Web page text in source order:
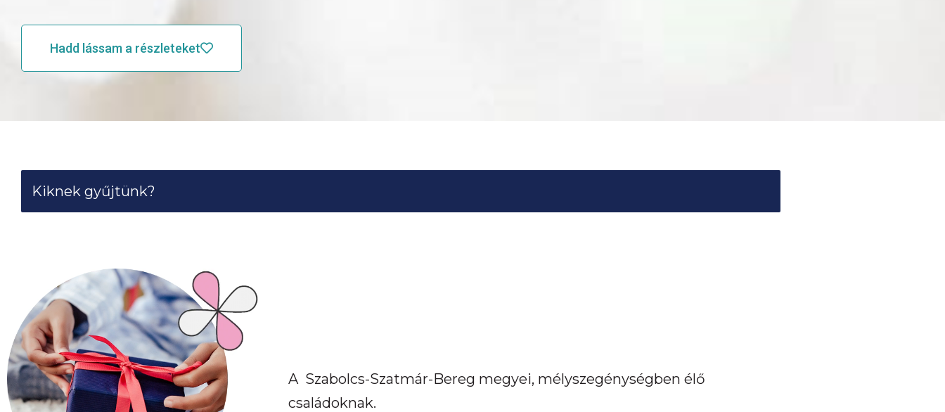
Hadd lássam a részleteket
Kiknek gyűjtünk?
A Szabolcs-Szatmár-Bereg megyei, mélyszegénységben élő
családoknak.